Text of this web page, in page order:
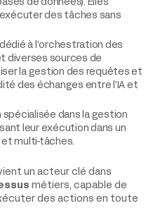
de données). Elles
des tâches sans
à l’orchestration des
diverses sources de
la gestion des requêtes et
des échanges entre l’IA et
spécialisée dans la gestion
leur exécution dans un
multi-tâches.
un acteur clé dans
métiers, capable de
des actions en toute